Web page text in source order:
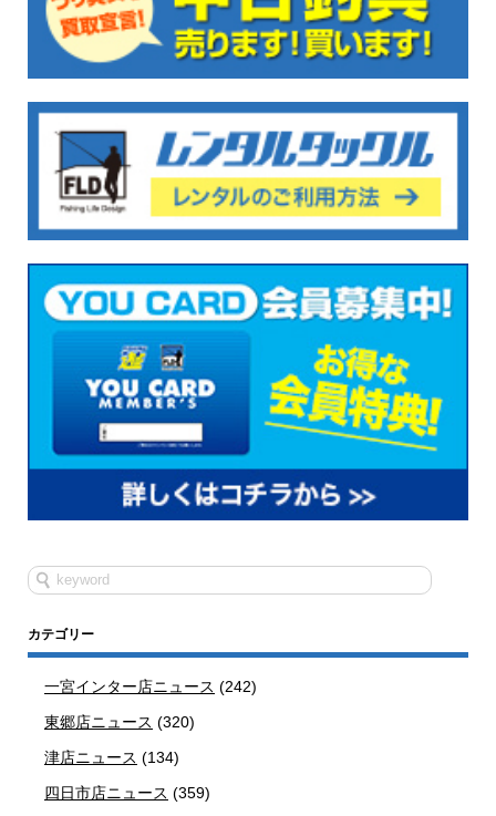
カテゴリー
一宮インター店ニュース (242)
東郷店ニュース (320)
津店ニュース (134)
四日市店ニュース (359)